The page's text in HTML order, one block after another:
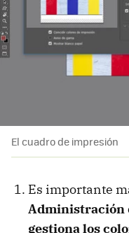
El cuadro de impresión
Es importante
Administración
gestiona los